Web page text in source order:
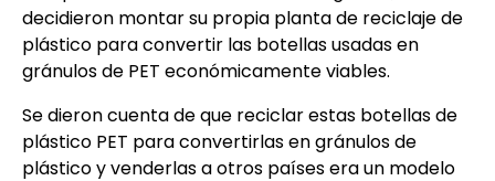
decidieron montar su propia planta de reciclaje de
plástico para convertir las botellas usadas en
gránulos de PET económicamente viables.
Se dieron cuenta de que reciclar estas botellas de
plástico PET para convertirlas en gránulos de
plástico y venderlas a otros países era un modelo